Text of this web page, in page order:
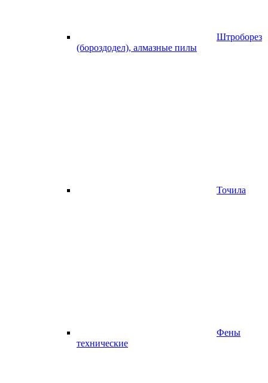
Штроборез
(бороздодел), алмазные пилы
Точила
Фены
технические